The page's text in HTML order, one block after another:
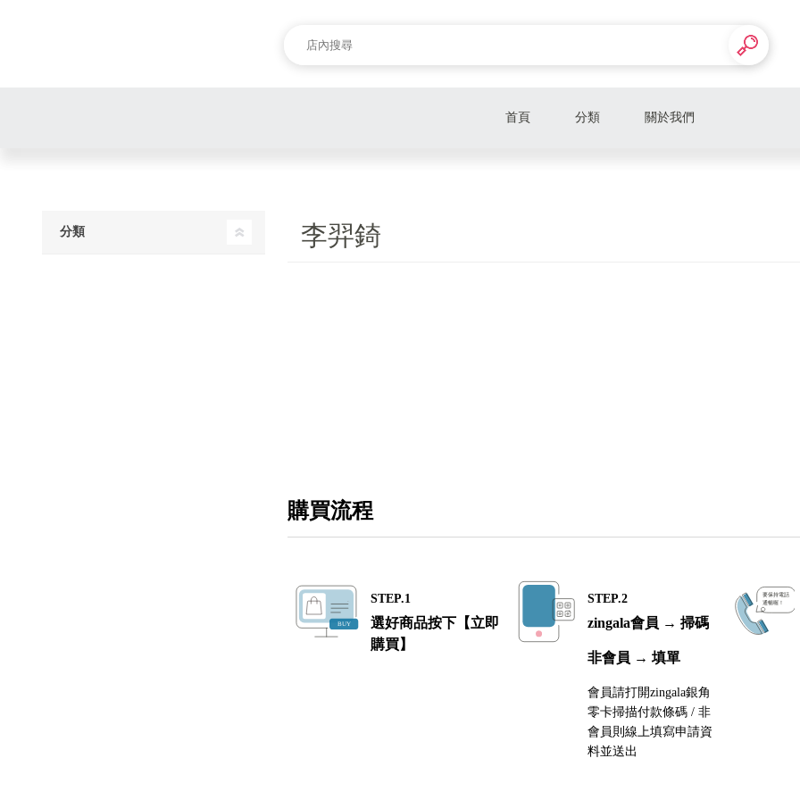
首頁 分類 關於我們
李羿錡
購買流程
STEP.1
選好商品按下【立即
購買】
STEP.2
zingala會員 → 掃碼
非會員 → 填單
會員請打開zingala銀角
零卡掃描付款條碼 / 非
會員則線上填寫申請資
料並送出
分類